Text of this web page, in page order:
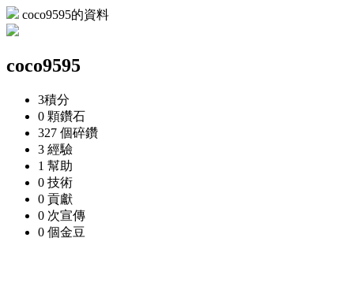
coco9595的資料
coco9595
3積分
0 顆鑽石
327 個碎鑽
3 經驗
1 幫助
0 技術
0 貢獻
0 次宣傳
0 個金豆